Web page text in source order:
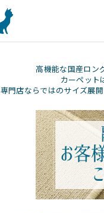
高機能な国産ロン
カーペット
専門店ならではのサイズ展